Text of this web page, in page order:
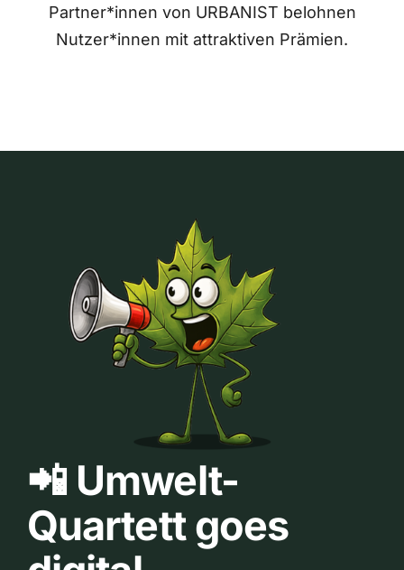
Partner*innen von URBANIST belohnen
Nutzer*innen mit attraktiven Prämien.
📲 Umwelt-
Quartett goes